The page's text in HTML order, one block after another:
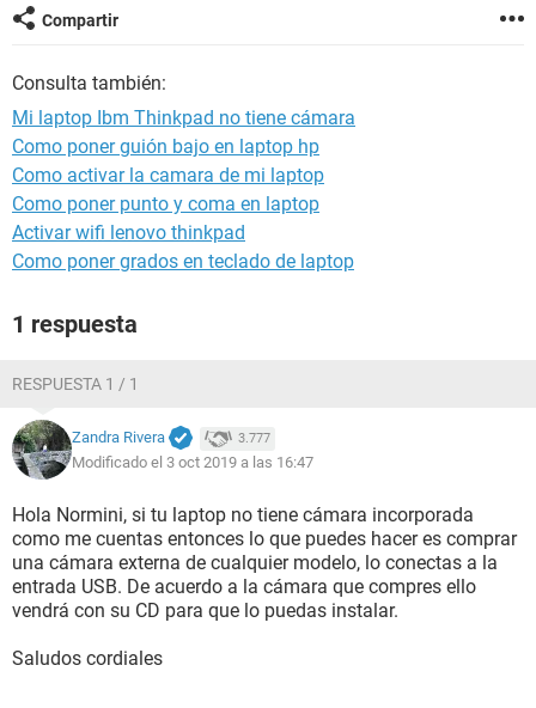
Compartir
Consulta también:
Mi laptop Ibm Thinkpad no tiene cámara
Como poner guión bajo en laptop hp
Como activar la camara de mi laptop
Como poner punto y coma en laptop
Activar wifi lenovo thinkpad
Como poner grados en teclado de laptop
1 respuesta
RESPUESTA 1 / 1
Zandra Rivera 3.777
Modificado el 3 oct 2019 a las 16:47
Hola Normini, si tu laptop no tiene cámara incorporada
como me cuentas entonces lo que puedes hacer es comprar
una cámara externa de cualquier modelo, lo conectas a la
entrada USB. De acuerdo a la cámara que compres ello
vendrá con su CD para que lo puedas instalar.
Saludos cordiales